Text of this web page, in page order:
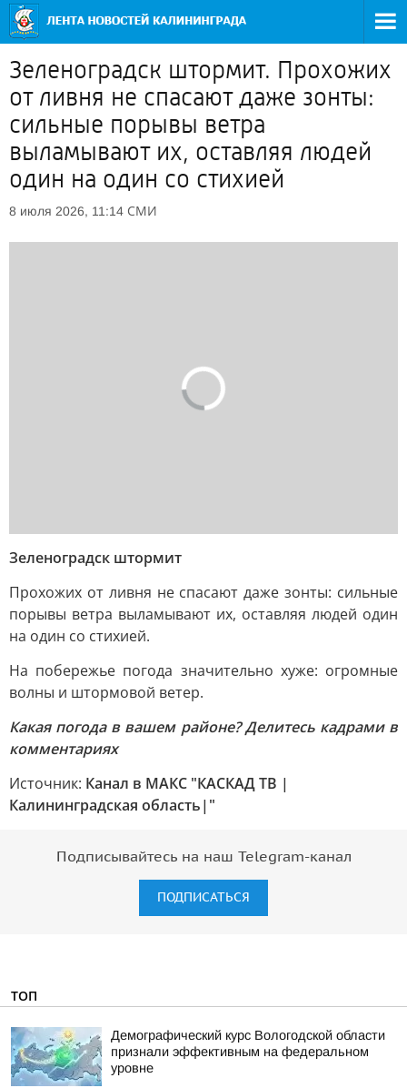
Зеленоградск штормит. Прохожих
от ливня не спасают даже зонты:
сильные порывы ветра
выламывают их, оставляя людей
один на один со стихией
8 июля 2026, 11:14 СМИ
Зеленоградск штормит
Прохожих от ливня не спасают даже зонты: сильные
порывы ветра выламывают их, оставляя людей один
на один со стихией.
На побережье погода значительно хуже: огромные
волны и штормовой ветер.
Какая погода в вашем районе? Делитесь кадрами в
комментариях
Источник: Канал в МАКС "КАСКАД ТВ |
Калининградская область|"
Подписывайтесь на наш Telegram-канал
ПОДПИСАТЬСЯ
ТОП
Демографический курс Вологодской области
признали эффективным на федеральном
уровне